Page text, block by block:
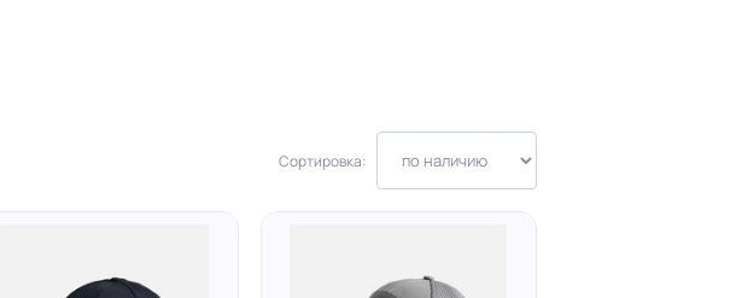
Ценники
Каталоги
Презентации, годовые
Сортировка: